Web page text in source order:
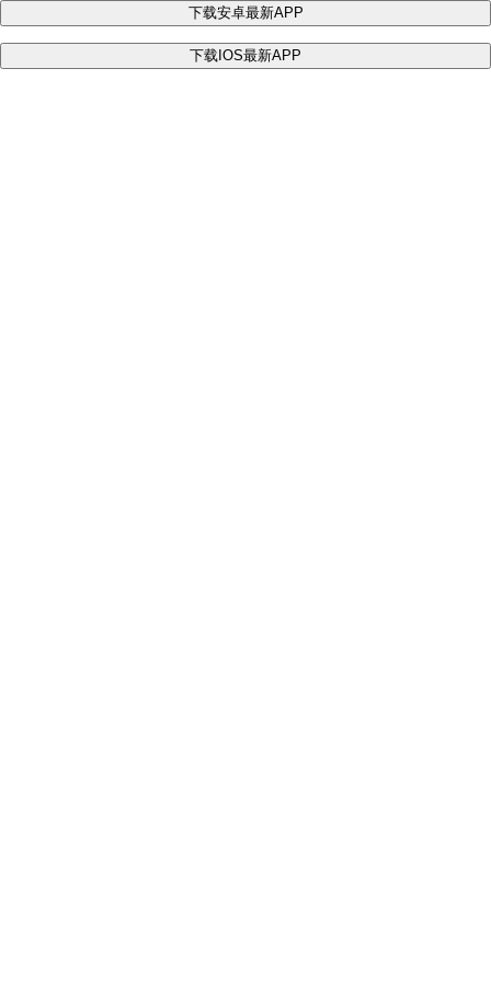
下载安卓最新APP
下载IOS最新APP